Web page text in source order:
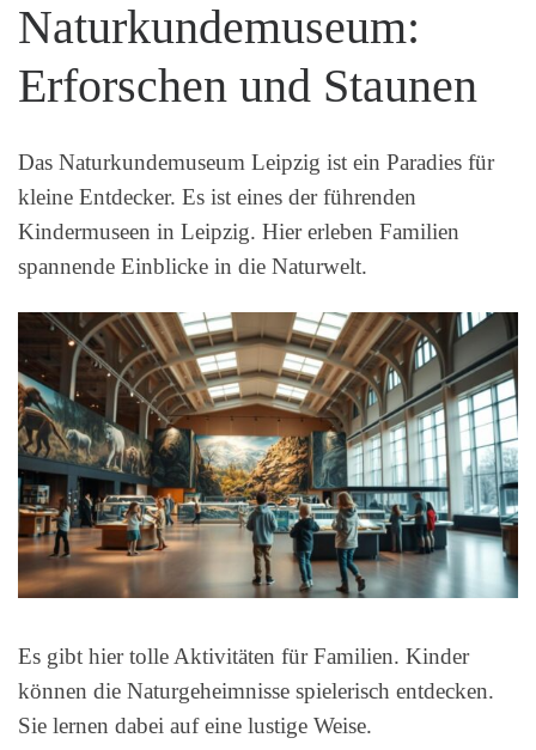
Naturkundemuseum:
Erforschen und Staunen
Das Naturkundemuseum Leipzig ist ein Paradies für
kleine Entdecker. Es ist eines der führenden
Kindermuseen in Leipzig. Hier erleben Familien
spannende Einblicke in die Naturwelt.
Es gibt hier tolle Aktivitäten für Familien. Kinder
können die Naturgeheimnisse spielerisch entdecken.
Sie lernen dabei auf eine lustige Weise.